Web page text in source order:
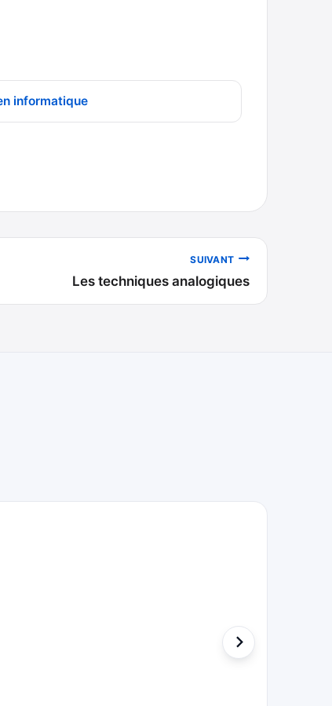
informatique
SUIVANT
Les techniques analogiques